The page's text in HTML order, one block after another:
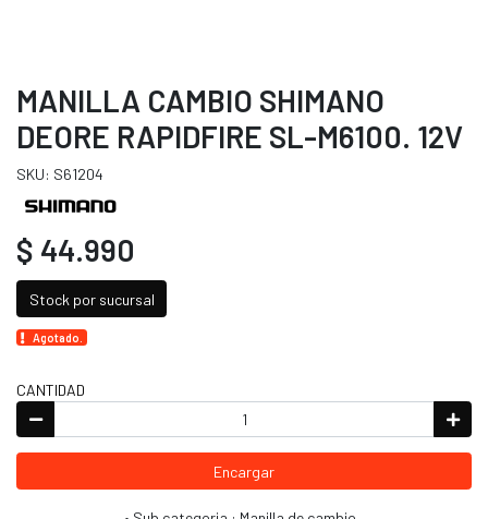
MANILLA CAMBIO SHIMANO
DEORE RAPIDFIRE SL-M6100. 12V
SKU: S61204
$ 44.990
Stock por sucursal
Agotado.
CANTIDAD
Encargar